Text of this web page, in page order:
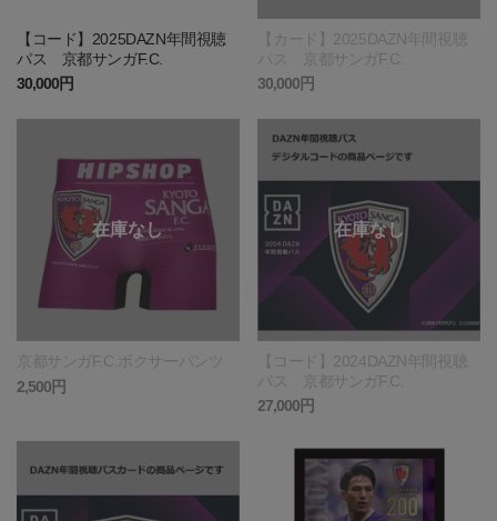
【コード】2025DAZN年間視聴
パス 京都サンガF.C.
30,000円
【カード】2025DAZN年間視聴
パス 京都サンガF.C.
30,000円
京都サンガF.C.ボクサーパンツ
2,500円
【コード】2024DAZN年間視聴
パス 京都サンガF.C.
27,000円